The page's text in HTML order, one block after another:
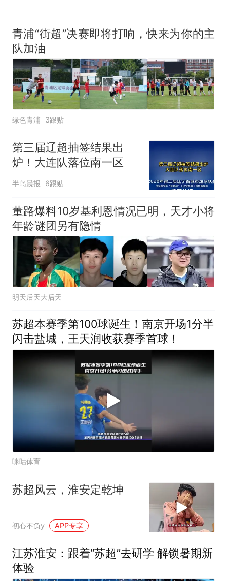
青浦“街超”决赛即将打响，快来为你的主
队加油
绿色青浦 3跟贴
第三届辽超抽签结果出
炉！大连队落位南一区
半岛晨报 6跟贴
董路爆料10岁基利恩情况已明，天才小将
年龄谜团另有隐情
明天后天大后天
苏超本赛季第100球诞生！南京开场1分半
闪击盐城，王天润收获赛季首球！
咪咕体育
苏超风云，淮安定乾坤
初心不负y APP专享
江苏淮安：跟着“苏超”去研学 解锁暑期新
体验